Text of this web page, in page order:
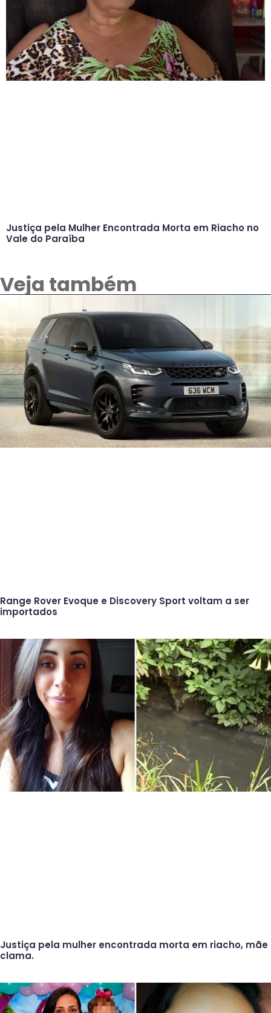
Justiça pela Mulher Encontrada Morta em Riacho no
Vale do Paraíba
Veja também
Range Rover Evoque e Discovery Sport voltam a ser
importados
Justiça pela mulher encontrada morta em riacho, mãe
clama.